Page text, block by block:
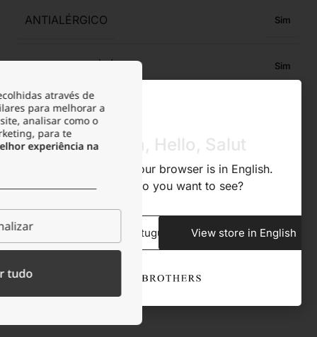
ANTIALÉRGICO Sim
RESISTENTE À ÁGUA Sim
RESISTENTE À OXIDAÇÃO
RESISTENTE À TRANSPIRAÇÃO
Descrição
através de
para melhorar a
analisar como o
para te
experiência na
tudo
Olá, Hola, Hello, Salut
We noticed that your browser is in English.
What store do you want to see?
View store in Portuguese View store in English